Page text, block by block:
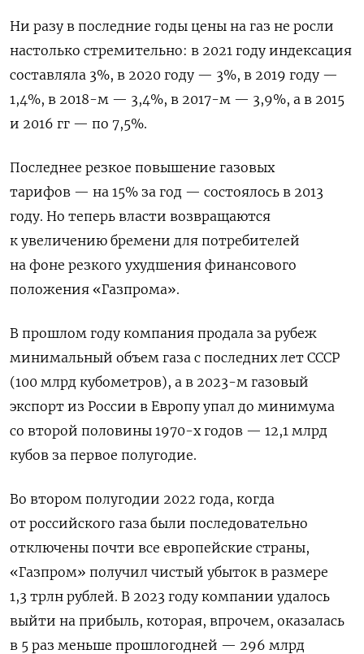
Ни разу в последние годы цены на газ не росли
настолько стремительно: в 2021 году индексация
составляла 3%, в 2020 году — 3%, в 2019 году —
1,4%, в 2018-м — 3,4%, в 2017-м — 3,9%, а в 2015
и 2016 гг — по 7,5%.
Последнее резкое повышение газовых
тарифов — на 15% за год — состоялось в 2013
году. Но теперь власти возвращаются
к увеличению бремени для потребителей
на фоне резкого ухудшения финансового
положения «Газпрома».
В прошлом году компания продала за рубеж
минимальный объем газа с последних лет СССР
(100 млрд кубометров), а в 2023-м газовый
экспорт из России в Европу упал до минимума
со второй половины 1970-х годов — 12,1 млрд
кубов за первое полугодие.
Во втором полугодии 2022 года, когда
от российского газа были последовательно
отключены почти все европейские страны,
«Газпром» получил чистый убыток в размере
1,3 трлн рублей. В 2023 году компании удалось
выйти на прибыль, которая, впрочем, оказалась
в 5 раз меньше прошлогодней — 296 млрд